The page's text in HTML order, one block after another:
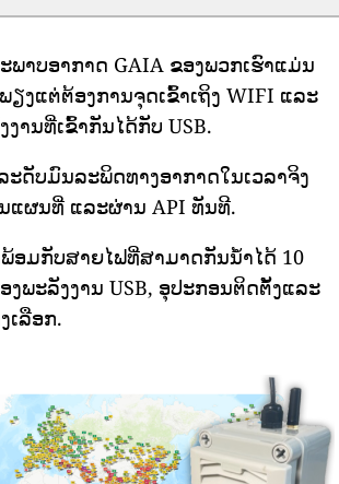
ພາບອາກາດ GAIA ຂອງພວກເຮົາແມ່ນ
ຽງແຕ່ຕ້ອງການຈຸດເຂົ້າເຖິງ WIFI ແລະ
ານທີ່ເຂົ້າກັນໄດ້ກັບ USB.
ະດັບມົນລະພິດທາງອາກາດໃນເວລາຈິງ
ແຜນທີ່ ແລະຜ່ານ API ທັນທີ.
ອມກັບສາຍໄຟທີ່ສາມາດກັນນ້ໍາໄດ້ 10
ພະລັງງານ USB, ອຸປະກອນຕິດຕັ້ງແລະ
ເລືອກ.